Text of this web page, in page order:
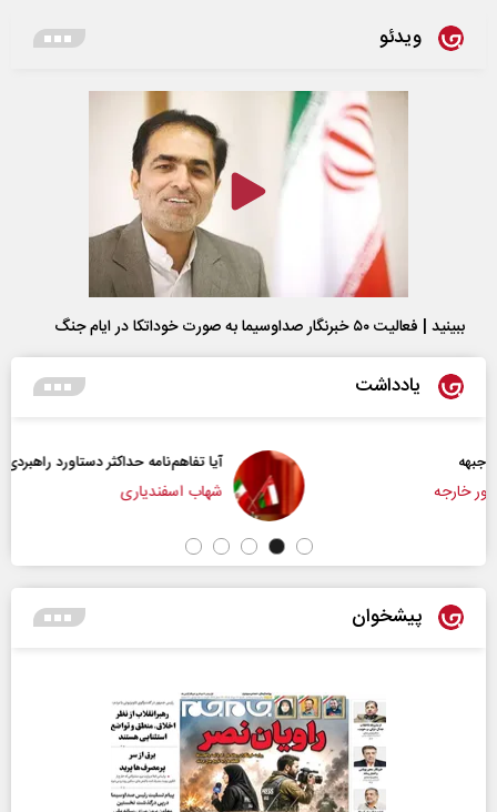
ویدئو
ببینید | فعالیت ۵۰ خبرنگار صداوسیما به صورت خوداتکا در ایام جنگ
یادداشت
آیا تفاهم‌نامه حداکثر دستاورد راهبردی ایران بود؟
شهاب اسفندیاری
پیشخوان